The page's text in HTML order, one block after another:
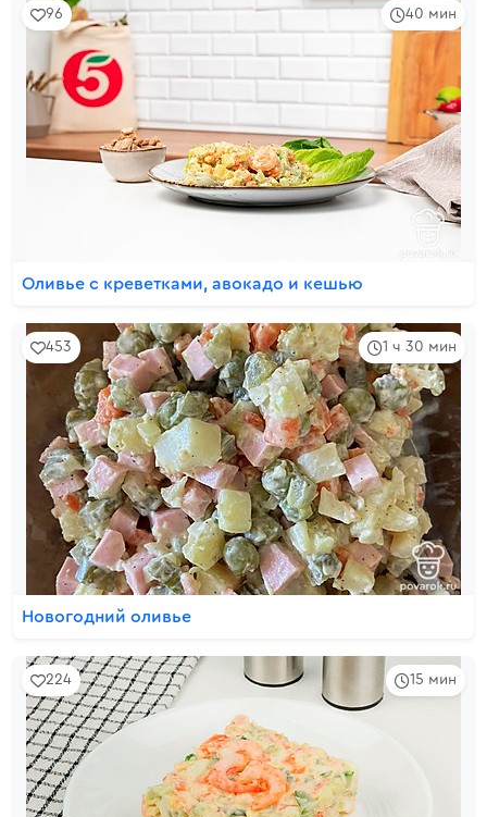
40 мин
96
Оливье с креветками, авокадо и кешью
1 ч 30 мин
453
Новогодний оливье
15 мин
224